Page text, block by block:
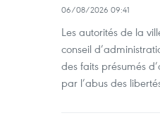
06/08/2026 09:41
Les autorités de la
conseil
des faits présumés
par l’abus des